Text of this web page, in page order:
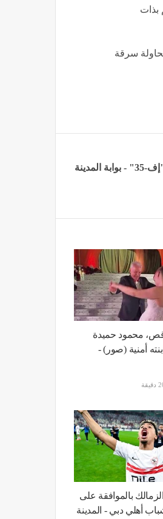
بذات
سرقة
تحطم مقاتلة أميركية من طراز "إف-35" - بوابة المدينة
محمود حميدة
أمنية (صور) -
بالموافقة على
أهلي دبي - المدينة